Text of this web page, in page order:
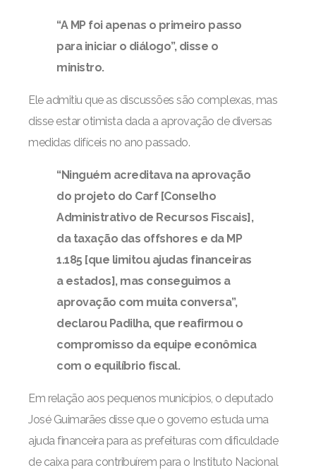
“A MP foi apenas o primeiro passo
para iniciar o diálogo”, disse o
ministro.
Ele admitiu que as discussões são complexas, mas
disse estar otimista dada a aprovação de diversas
medidas difíceis no ano passado.
“Ninguém acreditava na aprovação
do projeto do Carf [Conselho
Administrativo de Recursos Fiscais],
da taxação das offshores e da MP
1.185 [que limitou ajudas financeiras
a estados], mas conseguimos a
aprovação com muita conversa”,
declarou Padilha, que reafirmou o
compromisso da equipe econômica
com o equilíbrio fiscal.
Em relação aos pequenos municípios, o deputado
José Guimarães disse que o governo estuda uma
ajuda financeira para as prefeituras com dificuldade
de caixa para contribuírem para o Instituto Nacional